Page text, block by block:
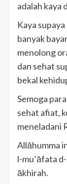
adalah kaya
Kaya
banyak
menolong
dan sehat
bekal
Semoga
sehat afiat,
meneladani
Allāhumma
l-mu’āfata
ākhirah.